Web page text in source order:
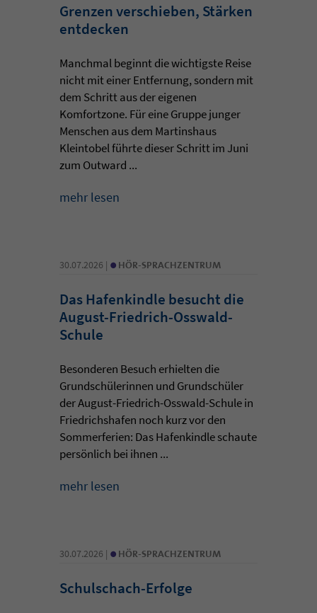
Grenzen verschieben, Stärken
entdecken
Manchmal beginnt die wichtigste Reise
nicht mit einer Entfernung, sondern mit
dem Schritt aus der eigenen
Komfortzone. Für eine Gruppe junger
Menschen aus dem Martinshaus
Kleintobel führte dieser Schritt im Juni
zum Outward ...
mehr lesen
30.07.2026 | • HÖR-SPRACHZENTRUM
Das Hafenkindle besucht die
August-Friedrich-Osswald-
Schule
Besonderen Besuch erhielten die
Grundschülerinnen und Grundschüler
der August-Friedrich-Osswald-Schule in
Friedrichshafen noch kurz vor den
Sommerferien: Das Hafenkindle schaute
persönlich bei ihnen ...
mehr lesen
30.07.2026 | • HÖR-SPRACHZENTRUM
Schulschach-Erfolge